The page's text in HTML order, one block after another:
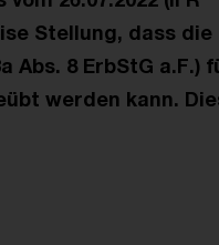
Stellung, dass die
Abs. 8 ErbStG a.F.)
werden kann.